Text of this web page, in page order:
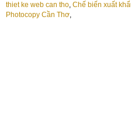
thiet ke web can tho, Chế biến xuất
Photocopy Cần Thơ,